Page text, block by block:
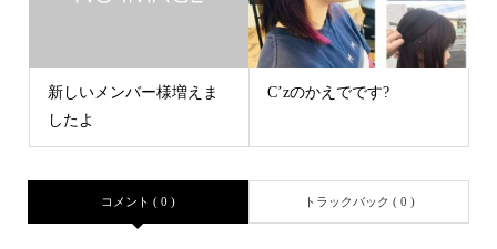
新しいメンバー様増えま
したよ
C’zのかえでです?
コメント ( 0 ) トラックバック ( 0 )